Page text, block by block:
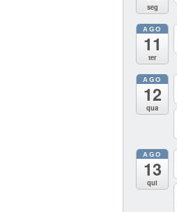
seg
AGO
11
ter
AGO
12
qua
AGO
13
qui